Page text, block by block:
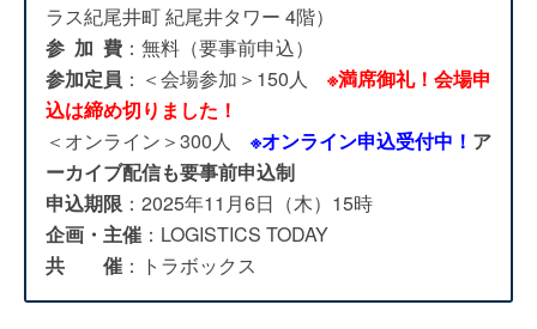
ラス紀尾井町 紀尾井タワー 4階）
参 加 費 ：無料（要事前申込）
参加定員 ： ＜会場参加＞150人 ※満席御礼！会場申
込は締め切りました！
＜オンライン＞300人 ※オンライン申込受付中！ ア
ーカイブ配信も要事前申込制
申込期限 ：2025年11月6日（木）15時
企画・主催 ：LOGISTICS TODAY
共 催 ：トラボックス